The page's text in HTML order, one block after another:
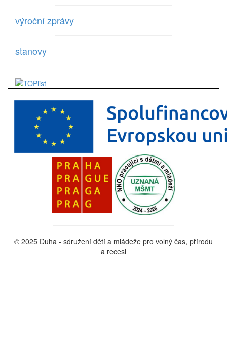
výroční zprávy
stanovy
© 2025 Duha - sdružení dětí a mládeže pro volný čas, přírodu
a recesi